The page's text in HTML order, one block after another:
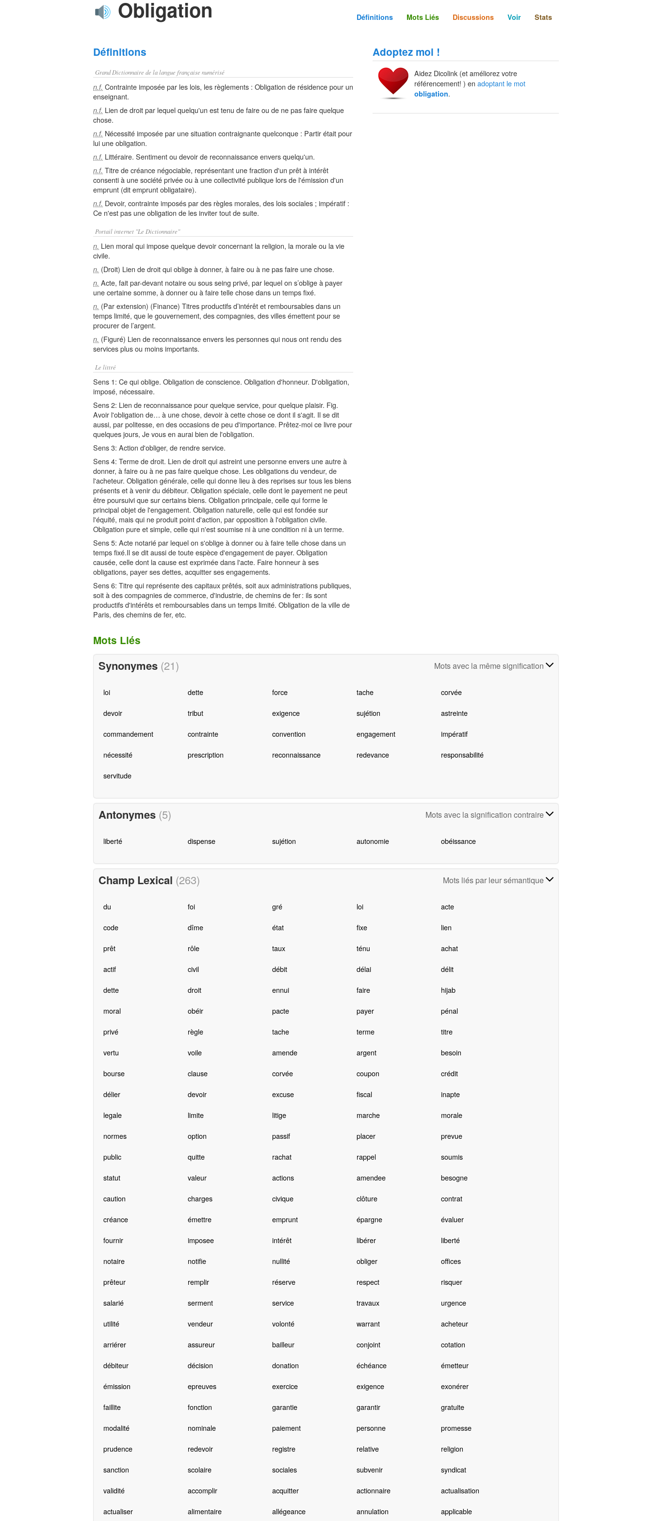
Obligation Définitions Mots Liés Discussions Voir Stats
Définitions
Grand Dictionnaire de la langue française numérisé
n.f. Contrainte imposée par les lois, les règlements : Obligation de résidence pour un
enseignant.
n.f. Lien de droit par lequel quelqu'un est tenu de faire ou de ne pas faire quelque
chose.
n.f. Nécessité imposée par une situation contraignante quelconque : Partir était pour
lui une obligation.
n.f. Littéraire. Sentiment ou devoir de reconnaissance envers quelqu'un.
n.f. Titre de créance négociable, représentant une fraction d'un prêt à intérêt
consenti à une société privée ou à une collectivité publique lors de l'émission d'un
emprunt (dit emprunt obligataire).
n.f. Devoir, contrainte imposés par des règles morales, des lois sociales ; impératif :
Ce n'est pas une obligation de les inviter tout de suite.
Portail internet "Le Dictionnaire"
n. Lien moral qui impose quelque devoir concernant la religion, la morale ou la vie
civile.
n. (Droit) Lien de droit qui oblige à donner, à faire ou à ne pas faire une chose.
n. Acte, fait par-devant notaire ou sous seing privé, par lequel on s’oblige à payer
une certaine somme, à donner ou à faire telle chose dans un temps fixé.
n. (Par extension) (Finance) Titres productifs d’intérêt et remboursables dans un
temps limité, que le gouvernement, des compagnies, des villes émettent pour se
procurer de l’argent.
n. (Figuré) Lien de reconnaissance envers les personnes qui nous ont rendu des
services plus ou moins importants.
Le littré
Sens 1: Ce qui oblige. Obligation de conscience. Obligation d'honneur. D'obligation,
imposé, nécessaire.
Sens 2: Lien de reconnaissance pour quelque service, pour quelque plaisir. Fig.
Avoir l'obligation de… à une chose, devoir à cette chose ce dont il s'agit. Il se dit
aussi, par politesse, en des occasions de peu d'importance. Prêtez-moi ce livre pour
quelques jours, Je vous en aurai bien de l'obligation.
Sens 3: Action d'obliger, de rendre service.
Sens 4: Terme de droit. Lien de droit qui astreint une personne envers une autre à
donner, à faire ou à ne pas faire quelque chose. Les obligations du vendeur, de
l'acheteur. Obligation générale, celle qui donne lieu à des reprises sur tous les biens
présents et à venir du débiteur. Obligation spéciale, celle dont le payement ne peut
être poursuivi que sur certains biens. Obligation principale, celle qui forme le
principal objet de l'engagement. Obligation naturelle, celle qui est fondée sur
l'équité, mais qui ne produit point d'action, par opposition à l'obligation civile.
Obligation pure et simple, celle qui n'est soumise ni à une condition ni à un terme.
Sens 5: Acte notarié par lequel on s'oblige à donner ou à faire telle chose dans un
temps fixé.Il se dit aussi de toute espèce d'engagement de payer. Obligation
causée, celle dont la cause est exprimée dans l'acte. Faire honneur à ses
obligations, payer ses dettes, acquitter ses engagements.
Sens 6: Titre qui représente des capitaux prêtés, soit aux administrations publiques,
soit à des compagnies de commerce, d'industrie, de chemins de fer : ils sont
productifs d'intérêts et remboursables dans un temps limité. Obligation de la ville de
Paris, des chemins de fer, etc.
Adoptez moi !
Aidez Dicolink (et améliorez votre
référencement! ) en adoptant le mot
obligation.
Mots Liés
Synonymes (21) Mots avec la même signification
loi dette force tache corvée
devoir tribut exigence sujétion astreinte
commandement contrainte convention engagement impératif
nécessité prescription reconnaissance redevance responsabilité
servitude
Antonymes (5) Mots avec la signification contraire
liberté dispense sujétion autonomie obéissance
Champ Lexical (263) Mots liés par leur sémantique
du foi gré loi acte
code dîme état fixe lien
prêt rôle taux ténu achat
actif civil débit délai délit
dette droit ennui faire hijab
moral obéir pacte payer pénal
privé règle tache terme titre
vertu voile amende argent besoin
bourse clause corvée coupon crédit
délier devoir excuse fiscal inapte
legale limite litige marche morale
normes option passif placer prevue
public quitte rachat rappel soumis
statut valeur actions amendee besogne
caution charges civique clôture contrat
créance émettre emprunt épargne évaluer
fournir imposee intérêt libérer liberté
notaire notifie nullité obliger offices
prêteur remplir réserve respect risquer
salarié serment service travaux urgence
utilité vendeur volonté warrant acheteur
arriérer assureur bailleur conjoint cotation
débiteur décision donation échéance émetteur
émission epreuves exercice exigence exonérer
faillite fonction garantie garantir gratuite
modalité nominale paiement personne promesse
prudence redevoir registre relative religion
sanction scolaire sociales subvenir syndicat
validité accomplir acquitter actionnaire actualisation
actualiser alimentaire allégeance annulation applicable